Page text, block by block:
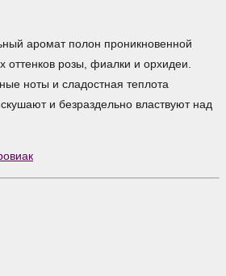
аромат полон проникновенной
оттенков розы, фиалки и орхидеи.
ноты и сладостная теплота
и безраздельно властвуют над